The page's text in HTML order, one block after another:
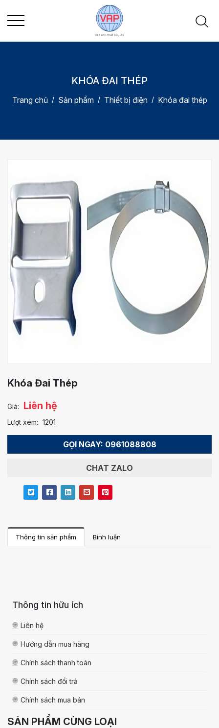
KHÓA ĐAI THÉP
Trang chủ Sản phẩm Thiết bị điện Khóa đai thép
Khóa Đai Thép
Giá: Liên hệ
Lượt xem: 1201
GỌI NGAY: 0961088808
CHAT ZALO
Thông tin sản phẩm Bình luận
Thông tin hữu ích
Liên hệ
Hướng dẫn mua hàng
Chính sách thanh toán
Chính sách đổi trả
Chính sách mua bán
SẢN PHẨM CÙNG LOẠI